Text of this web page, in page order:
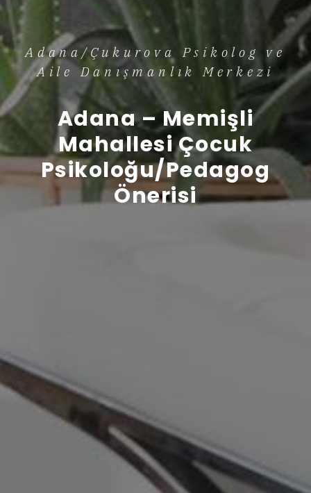
Adana/Çukurova Psikolog ve
Aile Danışmanlık Merkezi
Adana – Memişli
Mahallesi Çocuk
Psikoloğu/Pedagog
Önerisi